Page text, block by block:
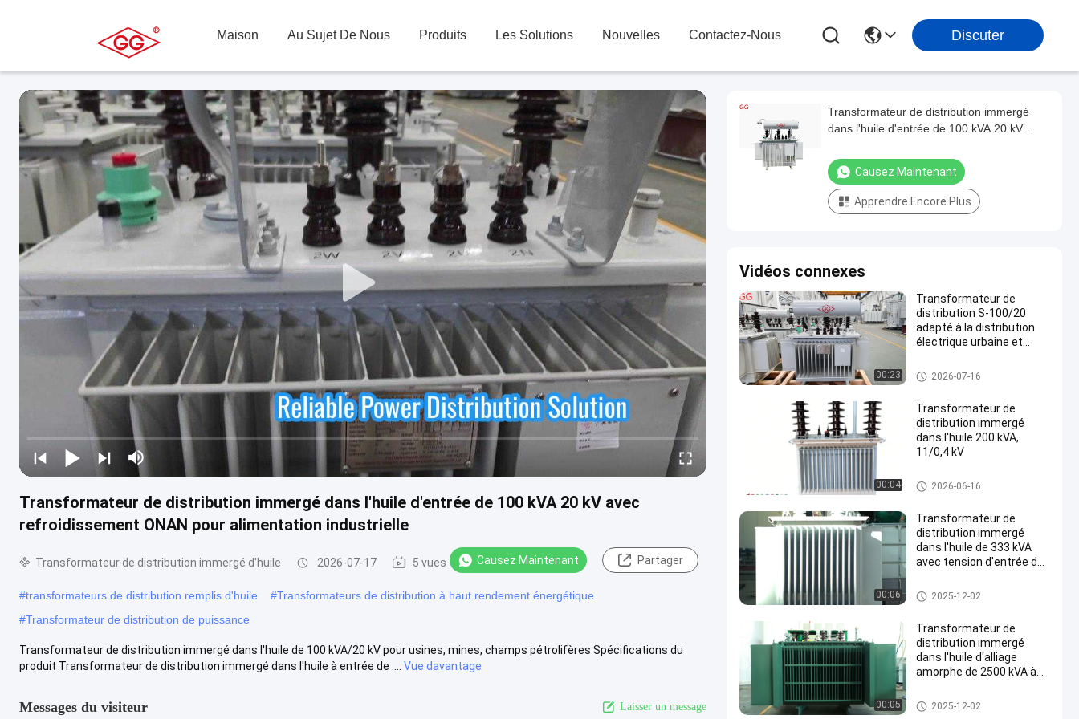
Maison Au Sujet De Nous Produits Les Solutions Nouvelles Contactez-Nous Discuter
Transformateur de distribution immergé dans l'huile d'entrée de 100 kVA 20 kV avec
refroidissement ONAN pour alimentation industrielle
Transformateur de distribution immergé d'huile 2026-07-17 5 vues Causez Maintenant Partager
#transformateurs de distribution remplis d'huile #Transformateurs de distribution à haut rendement énergétique
#Transformateur de distribution de puissance
Transformateur de distribution immergé dans l'huile de 100 kVA/20 kV pour usines, mines, champs pétrolifères Spécifications du
produit Transformateur de distribution immergé dans l'huile à entrée de ....
Vue davantage
Messages du visiteur Laisser un message
Transformateur de distribution immergé
dans l'huile d'entrée de 100 kVA 20 kV
alimentation industrielle
Causez Maintenant
Apprendre Encore Plus
Vidéos connexes
00:23
Transformateur de
distribution S-100/20
adapté à la distribution
électrique urbaine et
mécanique
Transformateur de distributio
n immergé d'huile
2026-07-16
00:04
Transformateur de
distribution immergé
dans l'huile 200 kVA,
11/0,4 kV
Transformateur de distributio
n immergé d'huile
2026-06-16
00:06
Transformateur de
distribution immergé
dans l'huile de 333 kVA
avec tension d'entrée de
refroidissement ONAN
Transformateur de distributio
n immergé d'huile
2025-12-02
00:05
Transformateur de
distribution immergé
dans l'huile d'alliage
amorphe de 2500 kVA à
d'efficacité énergétique
Transformateur de distributio
n immergé d'huile
2025-12-02